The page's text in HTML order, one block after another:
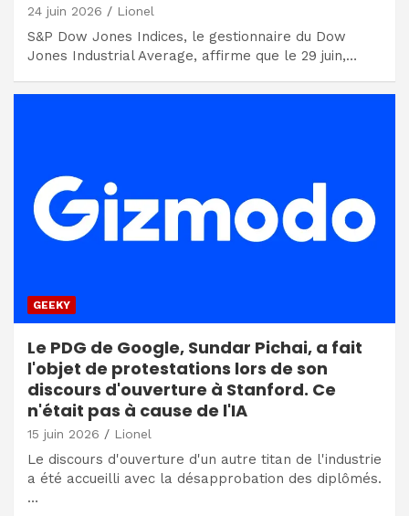
24 juin 2026 Lionel
S&P Dow Jones Indices, le gestionnaire du Dow
Jones Industrial Average, affirme que le 29 juin,…
GEEKY
Le PDG de Google, Sundar Pichai, a fait
l'objet de protestations lors de son
discours d'ouverture à Stanford. Ce
n'était pas à cause de l'IA
15 juin 2026 Lionel
Le discours d'ouverture d'un autre titan de l'industrie
a été accueilli avec la désapprobation des diplômés.
…